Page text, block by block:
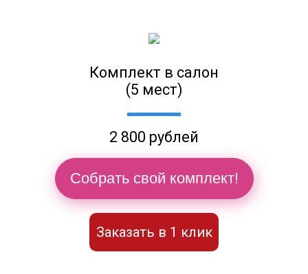
Комплект в салон
(5 мест)
2 800 рублей
Собрать свой комплект!
Заказать в 1 клик